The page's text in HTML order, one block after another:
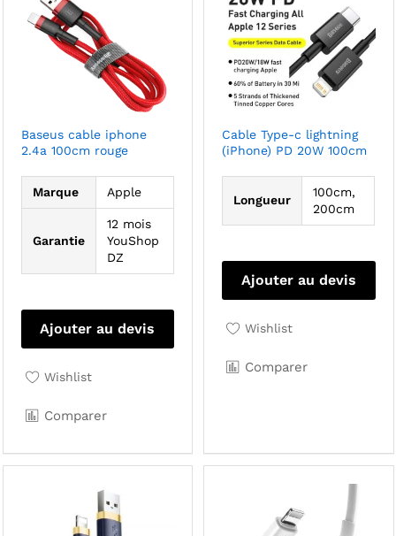
la
Baseus cable iphone
2.4a 100cm rouge
Marque Apple
Garantie
12 mois
YouShop
DZ
Ajouter au devis
Wishlist
Comparer
Cable Type-c lightning
(iPhone) PD 20W 100cm
Longueur
100cm,
200cm
Ajouter au devis
a
sur
Wishlist
Comparer